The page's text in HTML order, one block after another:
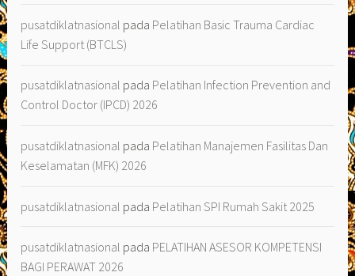
pusatdiklatnasional pada Pelatihan Basic Trauma Cardiac
Life Support (BTCLS)
pusatdiklatnasional pada Pelatihan Infection Prevention and
Control Doctor (IPCD) 2026
pusatdiklatnasional pada Pelatihan Manajemen Fasilitas Dan
Keselamatan (MFK) 2026
pusatdiklatnasional pada Pelatihan SPI Rumah Sakit 2025
pusatdiklatnasional pada PELATIHAN ASESOR KOMPETENSI
BAGI PERAWAT 2026